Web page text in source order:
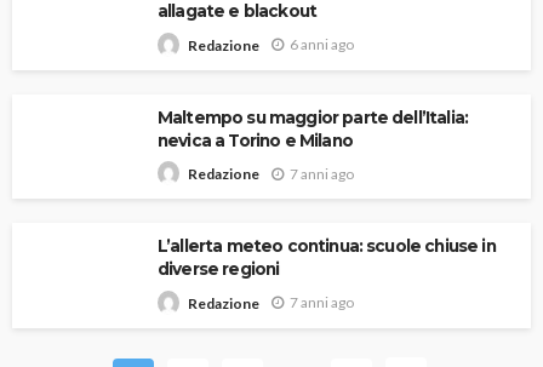
allagate e blackout
Redazione 6 anni ago
Maltempo su maggior parte dell’Italia:
nevica a Torino e Milano
Redazione 7 anni ago
L’allerta meteo continua: scuole chiuse in
diverse regioni
Redazione 7 anni ago